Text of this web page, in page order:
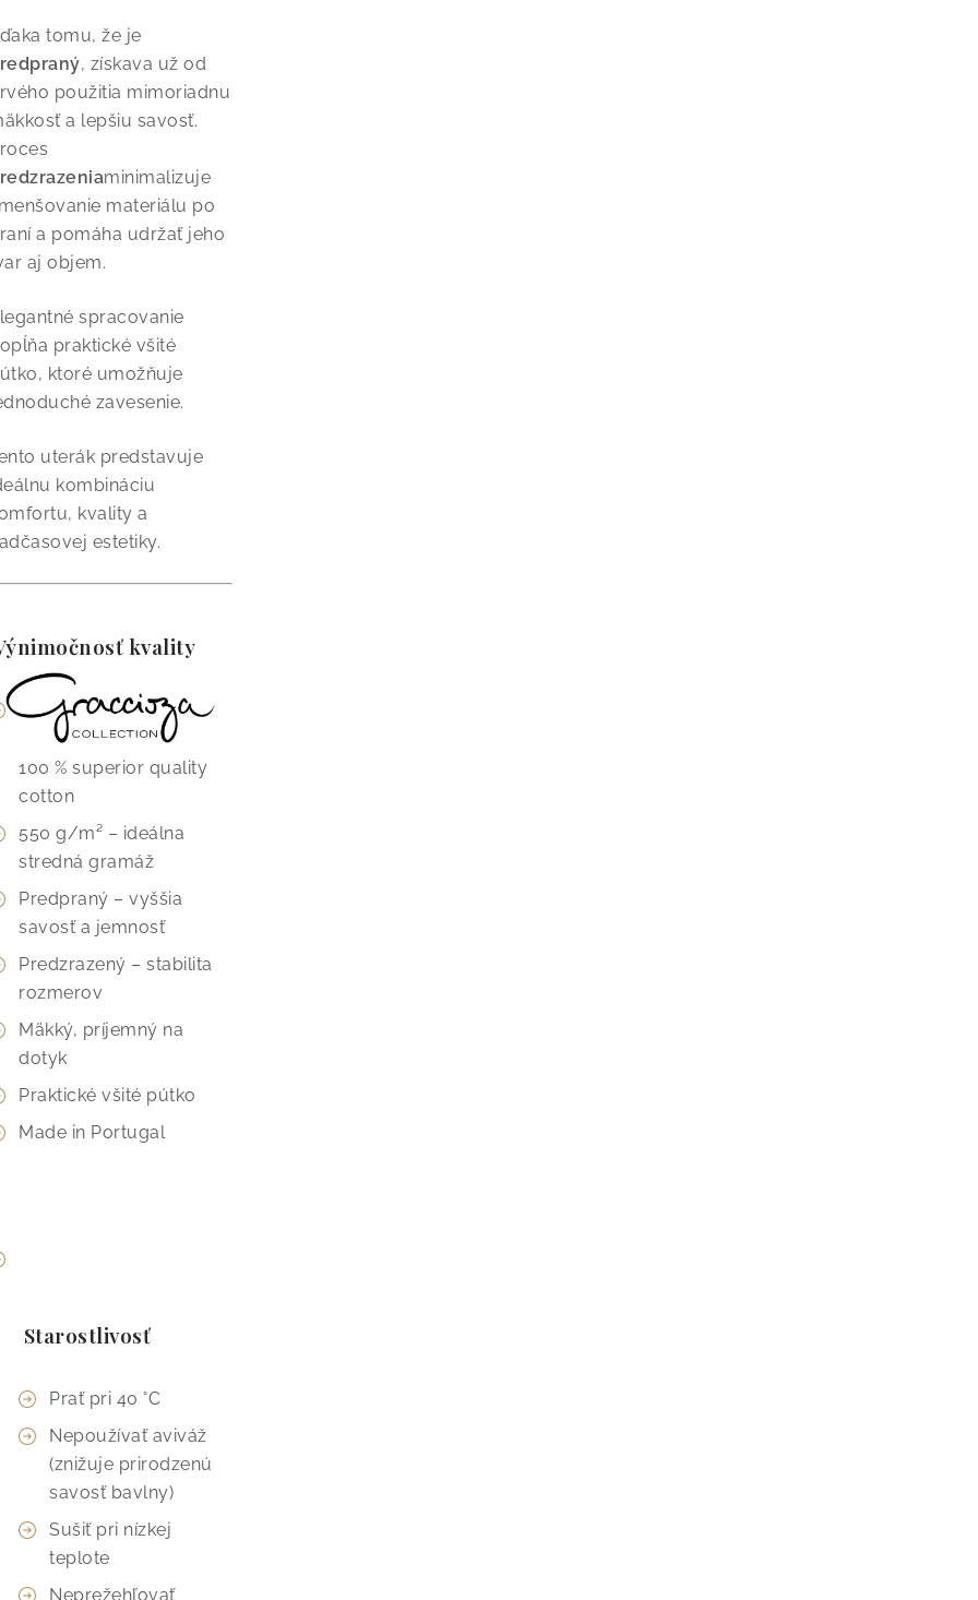
tomu, že je
, získava už od
použitia mimoriadnu
a lepšiu savosť.
minimalizuje
materiálu po
a pomáha udržať jeho
aj objem.
spracovanie
praktické všité
ktoré umožňuje
zavesenie.
uterák predstavuje
kombináciu
kvality a
estetiky.
kvality
100 % superior quality
cotton
550 g/m² – ideálna
stredná gramáž
Predpraný – vyššia
savosť a jemnosť
Predzrazený – stabilita
rozmerov
Mäkký, príjemný na
dotyk
Praktické všité pútko
Made in Portugal
Starostlivosť
Prať pri 40 °C
Nepoužívať aviváž
(znižuje prirodzenú
savosť bavlny)
Sušiť pri nízkej
teplote
Neprežehľovať